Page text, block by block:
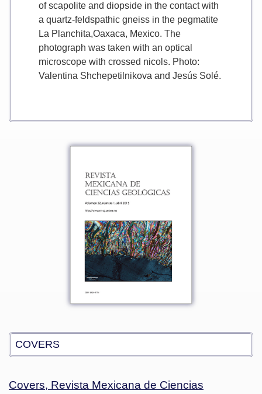
of scapolite and diopside in the contact with
a quartz-feldspathic gneiss in the pegmatite
La Planchita,Oaxaca, Mexico. The
photograph was taken with an optical
microscope with crossed nicols. Photo:
Valentina Shchepetilnikova and Jesús Solé.
COVERS
Covers, Revista Mexicana de Ciencias